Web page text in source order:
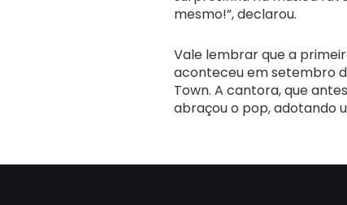
mesmo!”, declarou.
Vale lembrar que a
aconteceu em setembro
Town. A cantora, que
abraçou o pop, adotando